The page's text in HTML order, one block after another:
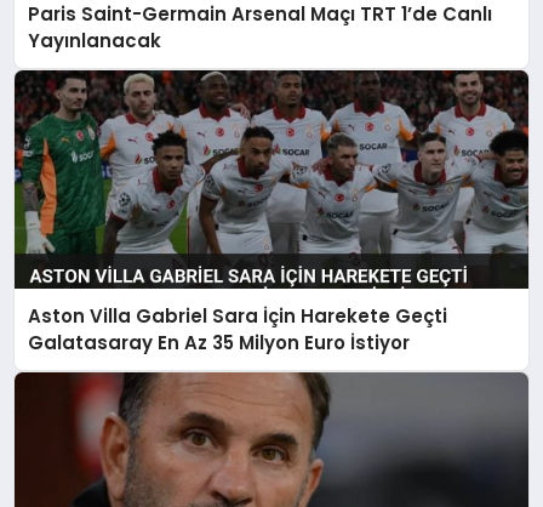
Paris Saint-Germain Arsenal Maçı TRT 1’de Canlı
Yayınlanacak
Aston Villa Gabriel Sara İçin Harekete Geçti
Galatasaray En Az 35 Milyon Euro İstiyor